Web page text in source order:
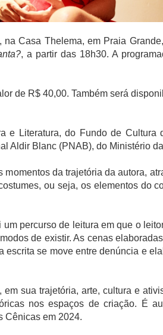
Casa Thelema, em Praia
, a partir das 18h30. A
de R$ 40,00. Também será
e Literatura, do Fundo de Cultura
Aldir Blanc (PNAB), do Ministério
da trajetória da autora,
ou seja, os elementos do
percurso de leitura em que o
de existir. As cenas
se move entre denúncia e
sua trajetória, arte, cultura e
nos espaços de criação. É
Cênicas em 2024.